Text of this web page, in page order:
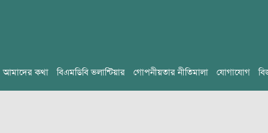
আমাদের কথা বিএমডিবি ভলান্টিয়ার গোপনীয়তার নীতিমালা যোগাযোগ